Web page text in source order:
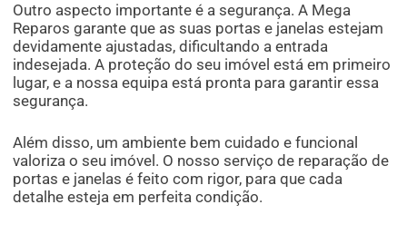
Outro aspecto importante é a segurança. A Mega
Reparos garante que as suas portas e janelas estejam
devidamente ajustadas, dificultando a entrada
indesejada. A proteção do seu imóvel está em primeiro
lugar, e a nossa equipa está pronta para garantir essa
segurança.
Além disso, um ambiente bem cuidado e funcional
valoriza o seu imóvel. O nosso serviço de reparação de
portas e janelas é feito com rigor, para que cada
detalhe esteja em perfeita condição.